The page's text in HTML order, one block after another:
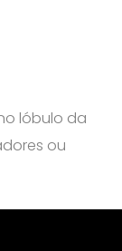
lóbulo da
ou